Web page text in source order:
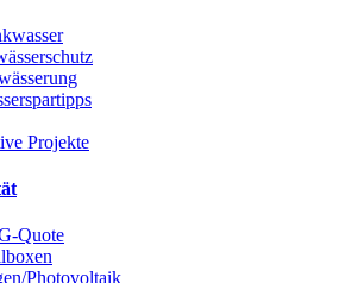
Projekte
Quote
Photovoltaik